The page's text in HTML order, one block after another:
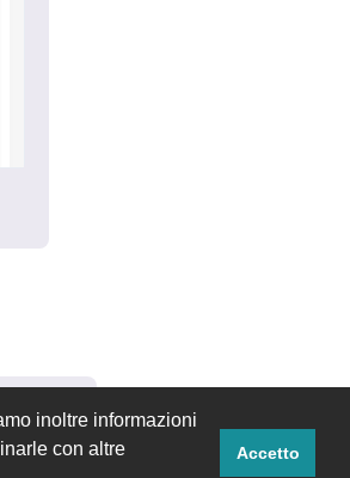
inoltre informazioni
con altre
Accetto